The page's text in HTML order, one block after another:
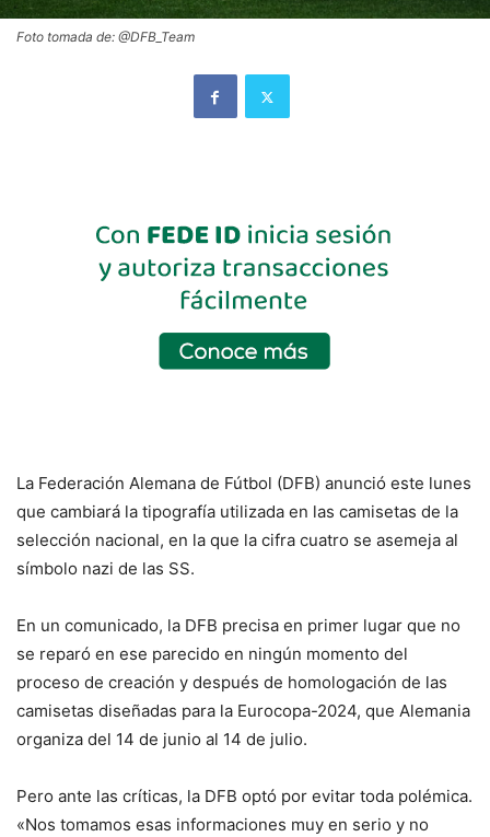
Foto tomada de: @DFB_Team
La Federación Alemana de Fútbol (DFB) anunció este lunes
que cambiará la tipografía utilizada en las camisetas de la
selección nacional, en la que la cifra cuatro se asemeja al
símbolo nazi de las SS.
En un comunicado, la DFB precisa en primer lugar que no
se reparó en ese parecido en ningún momento del
proceso de creación y después de homologación de las
camisetas diseñadas para la Eurocopa-2024, que Alemania
organiza del 14 de junio al 14 de julio.
Pero ante las críticas, la DFB optó por evitar toda polémica.
«Nos tomamos esas informaciones muy en serio y no